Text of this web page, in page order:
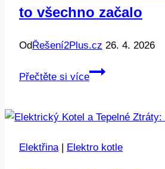
to všechno začalo
Od Řešení2Plus.cz 26. 4. 2026
Přečtěte si více
První
v
Jak
Elektřina| Elektro kotle